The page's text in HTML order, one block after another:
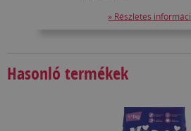
» Részletes
Hasonló termékek